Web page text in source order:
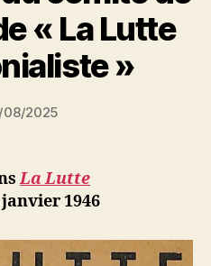
« La Lutte
»
Auteur
de
a
r
N
ji
b
08/2025
La Lutte
janvier 1946